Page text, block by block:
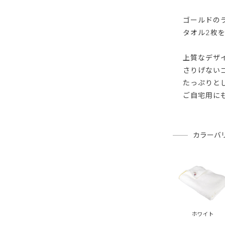
ゴールドの
タオル2枚
上質なデザ
さりげない
たっぷりと
ご自宅用に
カラーバ
ホワイト